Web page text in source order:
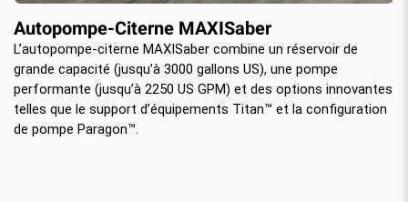
Autopompe-Citerne MAXISaber
L’autopompe-citerne MAXISaber combine un réservoir de
grande capacité (jusqu’à 3000 gallons US), une pompe
performante (jusqu’à 2250 US GPM) et des options innovantes
telles que le support d’équipements Titan™ et la configuration
de pompe Paragon™.